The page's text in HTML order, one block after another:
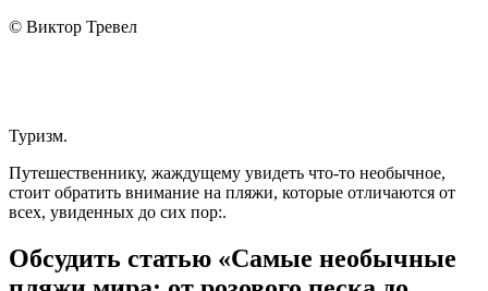
© Виктор Тревел
Туризм.
Путешественнику, жаждущему увидеть что-то необычное,
стоит обратить внимание на пляжи, которые отличаются от
всех, увиденных до сих пор:.
Обсудить статью «Самые необычные